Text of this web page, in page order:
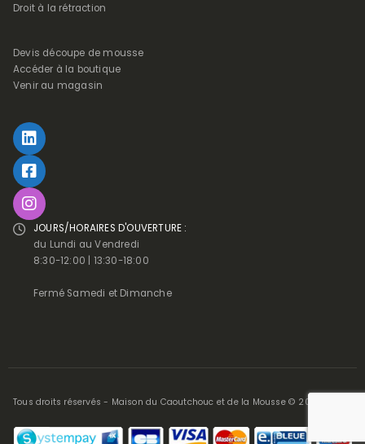
Droit à la rétraction
Devis découpe de mousse
Accéder à la boutique
Venir au magasin
JOURS/HORAIRES D'OUVERTURE :
du Lundi au Vendredi
8:30-12:00 | 13:30-18:00
Fermé Samedi et Dimanche
Tous droits réservés - Maison du Caoutchouc et de la Mousse © 2025